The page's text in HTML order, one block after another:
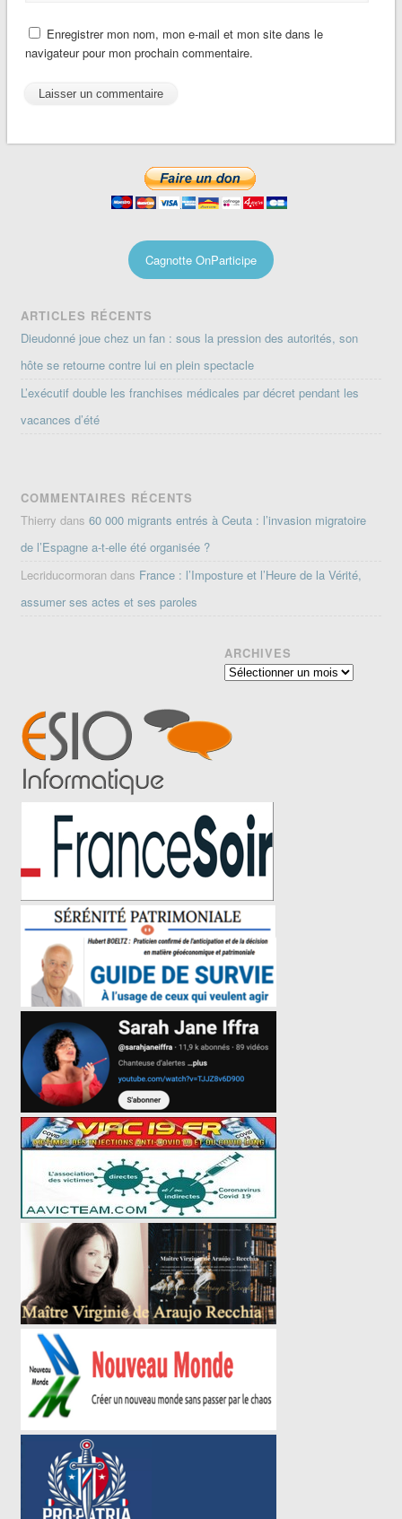
Enregistrer mon nom, mon e-mail et mon site dans le
navigateur pour mon prochain commentaire.
Cagnotte OnParticipe
ARTICLES RÉCENTS
Dieudonné joue chez un fan : sous la pression des autorités, son
hôte se retourne contre lui en plein spectacle
L’exécutif double les franchises médicales par décret pendant les
vacances d’été
COMMENTAIRES RÉCENTS
Thierry dans60 000 migrants entrés à Ceuta : l’invasion migratoire
de l’Espagne a-t-elle été organisée ?
Lecriducormoran dans France : l’Imposture et l’Heure de la Vérité,
assumer ses actes et ses paroles
ARCHIVES
Archives